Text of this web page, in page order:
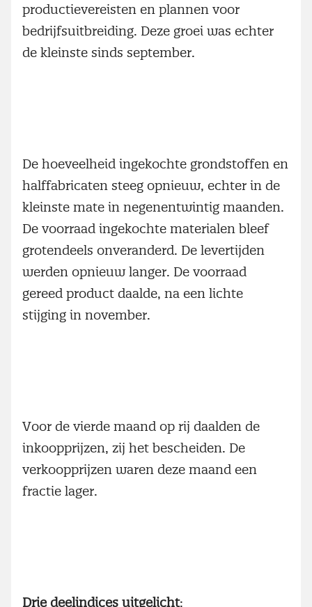
productievereisten en plannen voor
bedrijfsuitbreiding. Deze groei was echter
de kleinste sinds september.
De hoeveelheid ingekochte grondstoffen en
halffabricaten steeg opnieuw, echter in de
kleinste mate in negenentwintig maanden.
De voorraad ingekochte materialen bleef
grotendeels onveranderd. De levertijden
werden opnieuw langer. De voorraad
gereed product daalde, na een lichte
stijging in november.
Voor de vierde maand op rij daalden de
inkoopprijzen, zij het bescheiden. De
verkoopprijzen waren deze maand een
fractie lager.
Drie deelindices uitgelicht: